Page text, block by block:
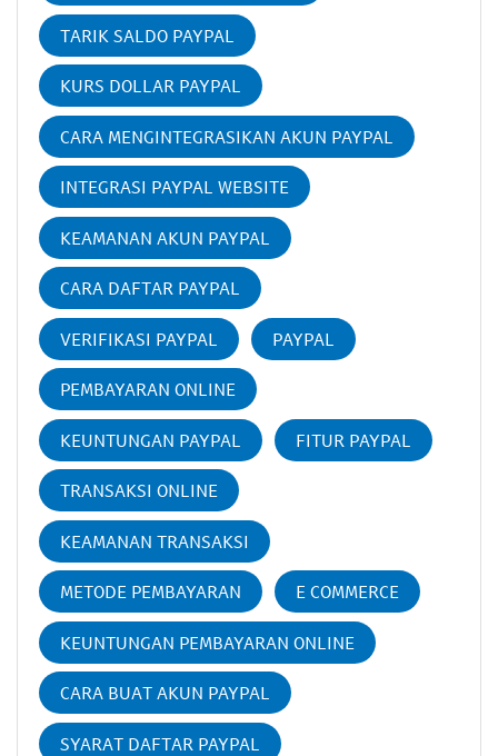
TARIK SALDO PAYPAL
KURS DOLLAR PAYPAL
CARA MENGINTEGRASIKAN AKUN PAYPAL
INTEGRASI PAYPAL WEBSITE
KEAMANAN AKUN PAYPAL
CARA DAFTAR PAYPAL
VERIFIKASI PAYPAL PAYPAL
PEMBAYARAN ONLINE
KEUNTUNGAN PAYPAL FITUR PAYPAL
TRANSAKSI ONLINE
KEAMANAN TRANSAKSI
METODE PEMBAYARAN E COMMERCE
KEUNTUNGAN PEMBAYARAN ONLINE
CARA BUAT AKUN PAYPAL
SYARAT DAFTAR PAYPAL